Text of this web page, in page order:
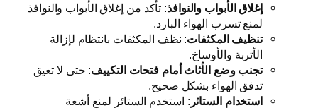
إغلاق الأبواب والنوافذ: تأكد من إغلاق الأبواب والنوافذ
لمنع تسرب الهواء البارد.
تنظيف المكثفات: نظف المكثفات بانتظام لإزالة
الأتربة والأوساخ.
تجنب وضع الأثاث أمام فتحات التكييف: حتى لا تعيق
تدفق الهواء بشكل صحيح.
استخدام الستائر : استخدم الستائر لمنع أشعة